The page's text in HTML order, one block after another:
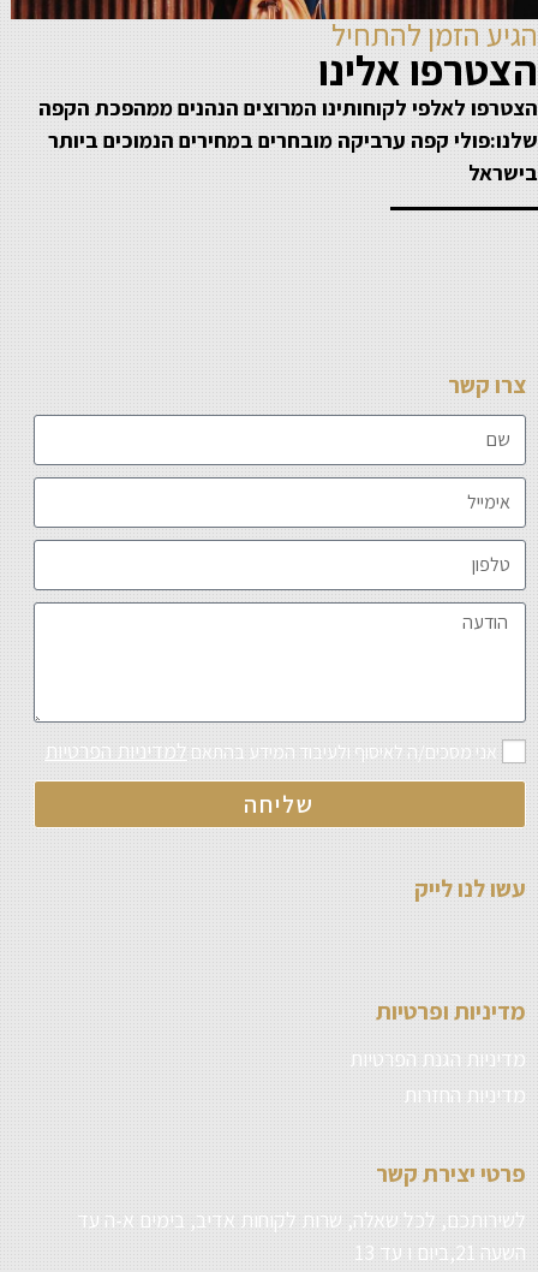
הגיע הזמן להתחיל
הצטרפו אלינו
הצטרפו לאלפי לקוחותינו המרוצים הנהנים ממהפכת הקפה
שלנו:פולי קפה ערביקה מובחרים במחירים הנמוכים ביותר
בישראל
צרו קשר
אני מסכים/ה לאיסוף ולעיבוד המידע בהתאם למדיניות הפרטיות
שליחה
עשו לנו לייק
מדיניות ופרטיות
מדיניות הגנת הפרטיות
מדיניות החזרות
פרטי יצירת קשר
לשירותכם, לכל שאלה, שרות לקוחות אדיב, בימים א-ה עד
השעה 21,ביום ו עד 13